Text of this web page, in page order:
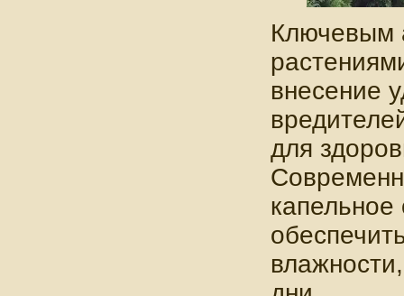
Ключевым
внесение
для